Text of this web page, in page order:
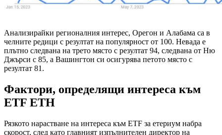
Анализирайки регионалния интерес, Орегон и Алабама са в
челните редици с резултат на популярност от 100. Невада е
плътно следвана на трето място с резултат 94, следвана от Ню
Джърси с 85, а Вашингтон си осигурява петото място с
резултат 81.
Фактори, определящи интереса към
ETF ETH
Рязкото нарастване на интереса към ETF за етериум набра
скорост, след като главният изпълнителен директор на